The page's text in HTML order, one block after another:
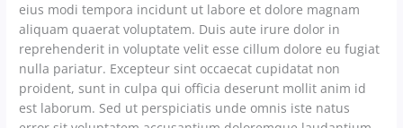
eius modi tempora incidunt ut labore et dolore magnam
aliquam quaerat voluptatem. Duis aute irure dolor in
reprehenderit in voluptate velit esse cillum dolore eu fugiat
nulla pariatur. Excepteur sint occaecat cupidatat non
proident, sunt in culpa qui officia deserunt mollit anim id
est laborum. Sed ut perspiciatis unde omnis iste natus